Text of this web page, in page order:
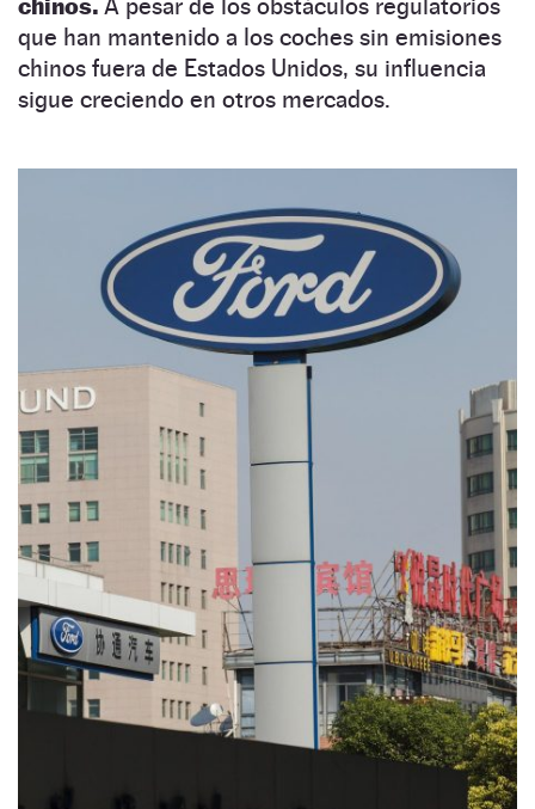
chinos. A pesar de los obstáculos regulatorios
que han mantenido a los coches sin emisiones
chinos fuera de Estados Unidos, su influencia
sigue creciendo en otros mercados.